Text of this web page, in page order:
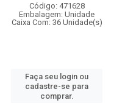
Código: 471628
Embalagem: Unidade
Caixa Com: 36 Unidade(s)
Faça seu login ou
cadastre-se para
comprar.